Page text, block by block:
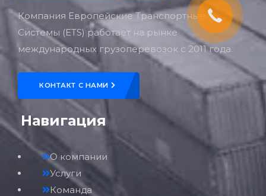
Компания Европейские Транспортные
Системы (ETS) работает на рынке
международных грузоперевозок с 2011 года.
КОНТАКТ С НАМИ
Навигация
О компании
Услуги
Команда